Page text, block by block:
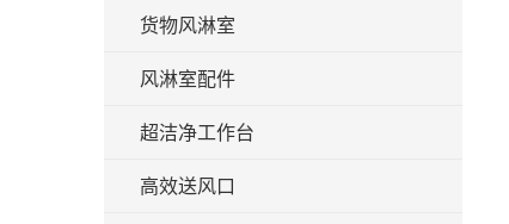
货物风淋室
风淋室配件
超洁净工作台
高效送风口